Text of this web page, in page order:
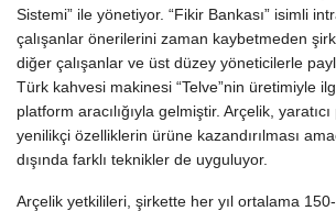
Sistemi” ile yönetiyor. “Fikir Bankası” isimli
çalışanlar önerilerini zaman kaybetmeden
diğer çalışanlar ve üst düzey yöneticilerle
Türk kahvesi makinesi “Telve”nin üretimiyle
platform aracılığıyla gelmiştir. Arçelik,
yenilikçi özelliklerin ürüne kazandırılması
dışında farklı teknikler de uyguluyor.
Arçelik yetkilileri, şirkette her yıl ortalama